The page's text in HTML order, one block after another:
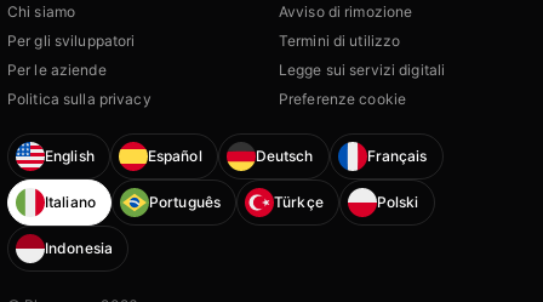
Chi siamo
Per gli sviluppatori
Per le aziende
Politica sulla privacy
Avviso di rimozione
Termini di utilizzo
Legge sui servizi digitali
Preferenze cookie
English Español Deutsch Français
Italiano Português Türkçe Polski
Indonesia